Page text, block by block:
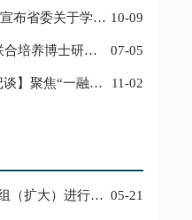
10-09
07-05
11-02
05-21